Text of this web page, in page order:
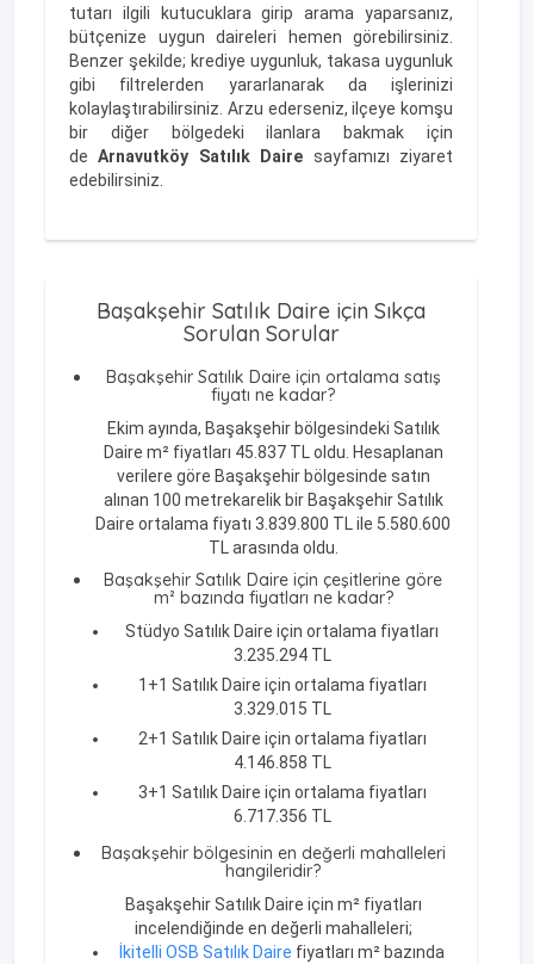
tutarı ilgili kutucuklara girip arama yaparsanız,
bütçenize uygun daireleri hemen görebilirsiniz.
Benzer şekilde; krediye uygunluk, takasa uygunluk
gibi filtrelerden yararlanarak da işlerinizi
kolaylaştırabilirsiniz. Arzu ederseniz, ilçeye komşu
bir diğer bölgedeki ilanlara bakmak için
deArnavutköy Satılık Daire sayfamızı ziyaret
edebilirsiniz.
Başakşehir Satılık Daire için Sıkça
Sorulan Sorular
Başakşehir Satılık Daire için ortalama satış
fiyatı ne kadar?
Ekim ayında, Başakşehir bölgesindeki Satılık
Daire m² fiyatları 45.837 TL oldu. Hesaplanan
verilere göre Başakşehir bölgesinde satın
alınan 100 metrekarelik bir Başakşehir Satılık
Daire ortalama fiyatı 3.839.800 TL ile 5.580.600
TL arasında oldu.
Başakşehir Satılık Daire için çeşitlerine göre
m² bazında fiyatları ne kadar?
Stüdyo Satılık Daire için ortalama fiyatları
3.235.294 TL
1+1 Satılık Daire için ortalama fiyatları
3.329.015 TL
2+1 Satılık Daire için ortalama fiyatları
4.146.858 TL
3+1 Satılık Daire için ortalama fiyatları
6.717.356 TL
Başakşehir bölgesinin en değerli mahalleleri
hangileridir?
Başakşehir Satılık Daire için m² fiyatları
incelendiğinde en değerli mahalleleri;
İkitelli OSB Satılık Daire fiyatları m² bazında